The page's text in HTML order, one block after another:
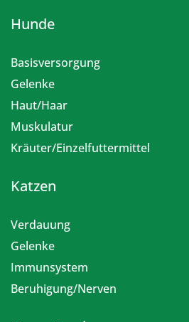
Hunde
Basisversorgung
Gelenke
Haut/Haar
Muskulatur
Kräuter/Einzelfuttermittel
Katzen
Verdauung
Gelenke
Immunsystem
Beruhigung/Nerven